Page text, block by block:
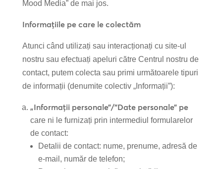
Mood Media” de mai jos.
Informațiile pe care le colectăm
Atunci când utilizați sau interacționați cu site-ul
nostru sau efectuați apeluri către Centrul nostru de
contact, putem colecta sau primi următoarele tipuri
de informații (denumite colectiv „Informații”):
„Informații personale”/”Date personale” pe
care ni le furnizați prin intermediul formularelor
de contact:
Detalii de contact: nume, prenume, adresă de
e-mail, număr de telefon;